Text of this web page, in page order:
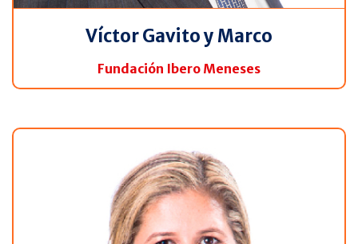
Víctor Gavito y Marco
Fundación Ibero Meneses